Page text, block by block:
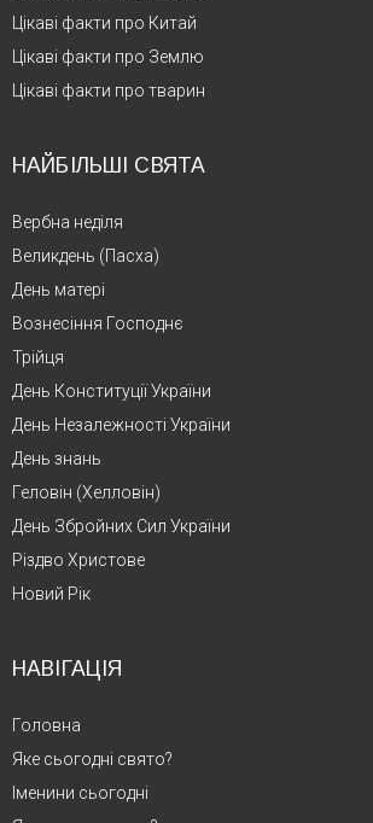
Цікаві факти про Китай
Цікаві факти про Землю
Цікаві факти про тварин
НАЙБІЛЬШІ СВЯТА
Вербна неділя
Великдень (Пасха)
День матері
Вознесіння Господнє
Трійця
День Конституції України
День Незалежності України
День знань
Геловін (Хелловін)
День Збройних Сил України
Різдво Христове
Новий Рік
НАВІГАЦІЯ
Головна
Яке сьогодні свято?
Іменини сьогодні